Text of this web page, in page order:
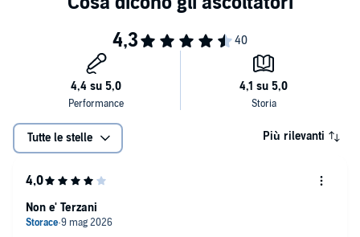
Tutte le stelle Più rilevanti
Non e' Terzani